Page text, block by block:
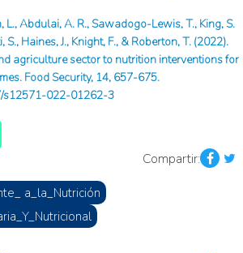
L., Abdulai, A. R., Sawadogo-Lewis, T., King, S.
S., Haines, J., Knight, F., & Roberton, T. (2022).
agriculture sector to nutrition interventions for
Food Security, 14, 657-675.
s12571-022-01262-3
Compartir:
a_la_Nutrición